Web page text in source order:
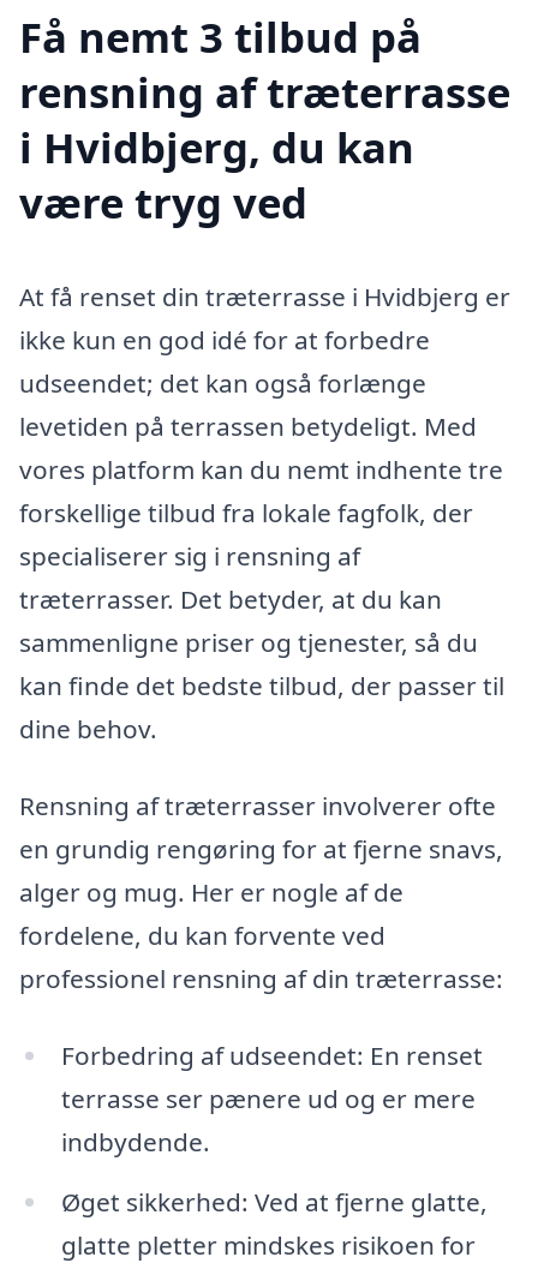
Få nemt 3 tilbud på
rensning af træterrasse
i Hvidbjerg, du kan
være tryg ved
At få renset din træterrasse i Hvidbjerg er
ikke kun en god idé for at forbedre
udseendet; det kan også forlænge
levetiden på terrassen betydeligt. Med
vores platform kan du nemt indhente tre
forskellige tilbud fra lokale fagfolk, der
specialiserer sig i rensning af
træterrasser. Det betyder, at du kan
sammenligne priser og tjenester, så du
kan finde det bedste tilbud, der passer til
dine behov.
Rensning af træterrasser involverer ofte
en grundig rengøring for at fjerne snavs,
alger og mug. Her er nogle af de
fordelene, du kan forvente ved
professionel rensning af din træterrasse:
Forbedring af udseendet: En renset
terrasse ser pænere ud og er mere
indbydende.
Øget sikkerhed: Ved at fjerne glatte,
glatte pletter mindskes risikoen for